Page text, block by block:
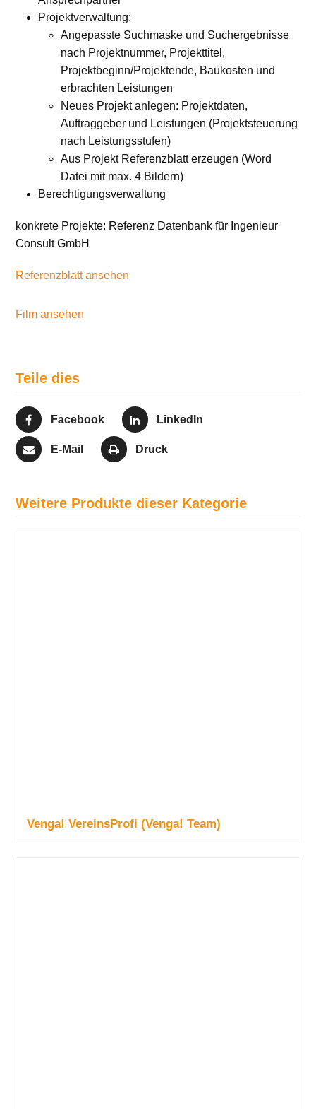
Projektverwaltung:
Angepasste Suchmaske und Suchergebnisse
nach Projektnummer, Projekttitel,
Projektbeginn/Projektende, Baukosten und
erbrachten Leistungen
Neues Projekt anlegen: Projektdaten,
Auftraggeber und Leistungen (Projektsteuerung
nach Leistungsstufen)
Aus Projekt Referenzblatt erzeugen (Word
Datei mit max. 4 Bildern)
Berechtigungsverwaltung
konkrete Projekte: Referenz Datenbank für Ingenieur
Consult GmbH
Referenzblatt ansehen
Film ansehen
Teile dies
Facebook LinkedIn
E-Mail Druck
Weitere Produkte dieser Kategorie
Venga! VereinsProfi (Venga! Team)